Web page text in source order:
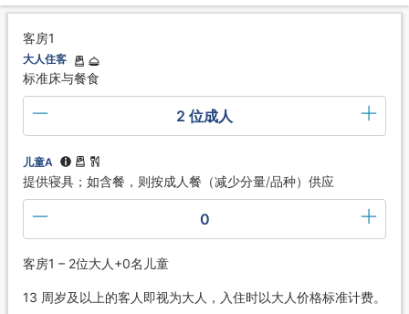
客房1
大人住客
标准床与餐食
2 位成人
儿童A
提供寝具；如含餐，则按成人餐（减少分量/品种）供应
0
客房1 – 2位大人+0名儿童
13 周岁及以上的客人即视为大人，入住时以大人价格标准计费。